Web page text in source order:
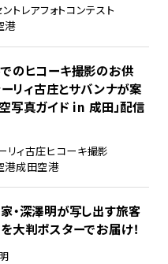
ントレアフォトコンテスト
港
のヒコーキ撮影のお供
ーリィ古庄とサバンナが案
写真ガイド in 成田」配信
リィ古庄ヒコーキ撮影
港成田空港
・深澤明が写し出す旅客
大判ポスターでお届け！